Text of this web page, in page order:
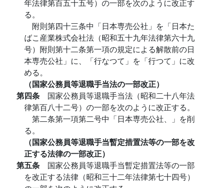
年法律第百五十五号）の一部を次のように改正す
る。
附則第四十三条中「日本専売公社」を「日本た
ばこ産業株式会社法（昭和五十九年法律第六十九
号）附則第十二条第一項の規定による解散前の日
本専売公社」に、「行なつて」を「行つて」に改
める。
（国家公務員等退職手当法の一部改正）
第四条 国家公務員等退職手当法（昭和二十八年法
律第百八十二号）の一部を次のように改正する。
第二条第一項第二号中「日本専売公社、」を削
る。
（国家公務員等退職手当暫定措置法等の一部を改
正する法律の一部改正）
第五条 国家公務員等退職手当暫定措置法等の一部
を改正する法律（昭和三十二年法律第七十四号）